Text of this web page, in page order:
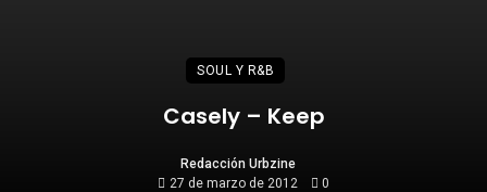
SOUL Y R&B
Casely – Keep
Redacción Urbzine
27 de marzo de 2012
0